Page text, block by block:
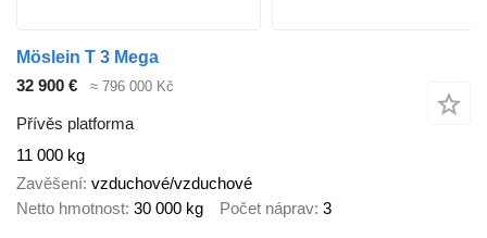
Möslein T 3 Mega
32 900 €
≈ 796 000 Kč
Přívěs platforma
11 000 kg
Zavěšení vzduchové/vzduchové
Netto hmotnost 30 000 kg Počet náprav 3